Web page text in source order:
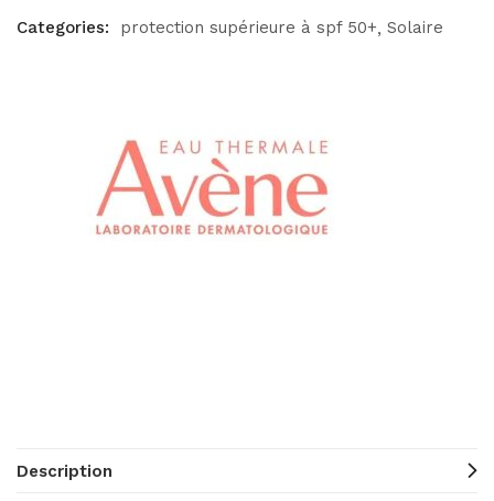
Categories: protection supérieure à spf 50+ Solaire
Description